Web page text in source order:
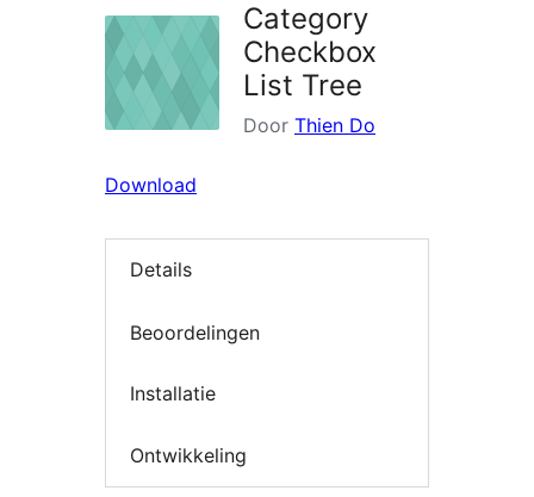
Category
Checkbox
List Tree
Door Thien Do
Download
Details
Beoordelingen
Installatie
Ontwikkeling